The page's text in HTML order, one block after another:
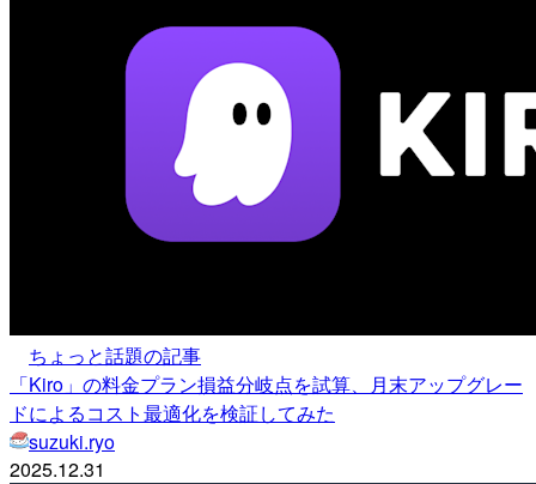
ちょっと話題の記事
「Kiro」の料金プラン損益分岐点を試算、月末アップグレー
ドによるコスト最適化を検証してみた
suzuki.ryo
2025.12.31